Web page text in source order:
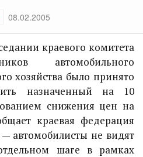
08.02.2005
краевого комитета
автомобильного
хозяйства было принято
назначенный на 10
снижения цен на
краевая федерация
автомобилисты не видят
шаге в рамках